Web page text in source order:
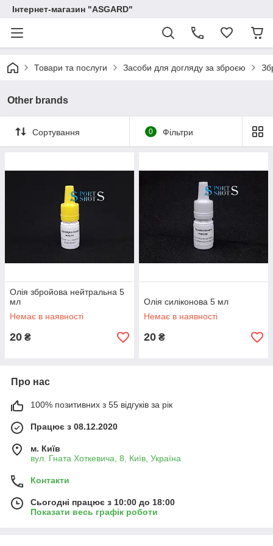
Інтернет-магазин "ASGARD"
Товари та послуги Засоби для догляду за зброєю
Other brands
Сортування 0 Фільтри
Олія збройова нейтральна 5
мл
Немає в наявності
20 ₴
Олія силіконова 5 мл
Немає в наявності
20 ₴
Про нас
100% позитивних з 55 відгуків за рік
Працює з 08.12.2020
м. Київ
вул. Гната Хоткевича, 8, Київ, Україна
Контакти
Сьогодні працює з 10:00 до 18:00
Показати весь графік роботи